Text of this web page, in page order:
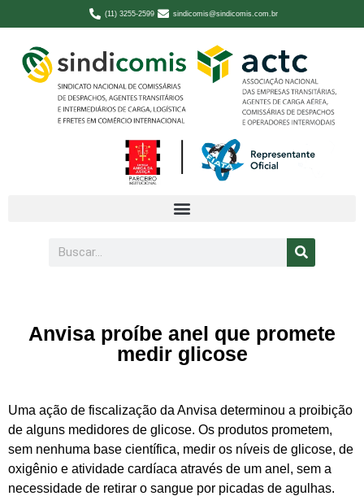
(11) 3255-2599 sindicomis@sindicomis.com.br
Anvisa proíbe anel que promete
medir glicose
Uma ação de fiscalização da Anvisa determinou a proibição
de alguns medidores de glicose. Os produtos prometem,
sem nenhuma base científica, medir os níveis de glicose, de
oxigênio e atividade cardíaca através de um anel, sem a
necessidade de retirar o sangue por picadas de agulhas.